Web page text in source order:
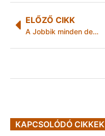
ELŐZŐ CIKK
A Jobbik minden devizahitelest megmentene
KAPCSOLÓDÓ CIKKEK